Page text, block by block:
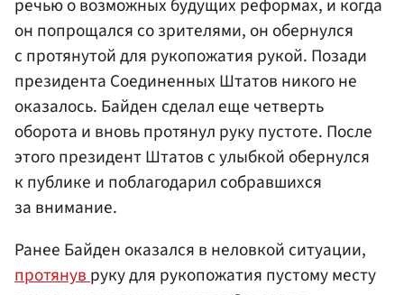
речью о возможных будущих реформах, и когда
он попрощался со зрителями, он обернулся
с протянутой для рукопожатия рукой. Позади
президента Соединенных Штатов никого не
оказалось. Байден сделал еще четверть
оборота и вновь протянул руку пустоте. После
этого президент Штатов с улыбкой обернулся
к публике и поблагодарил собравшихся
за внимание.
Ранее Байден оказался в неловкой ситуации,
протянувруку для рукопожатия пустому месту